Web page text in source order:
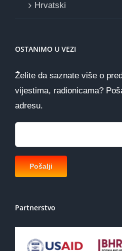
Hrvatski
OSTANIMO U VEZI
Želite da saznate više o
vijestima, radionicama?
adresu.
Partnerstvo